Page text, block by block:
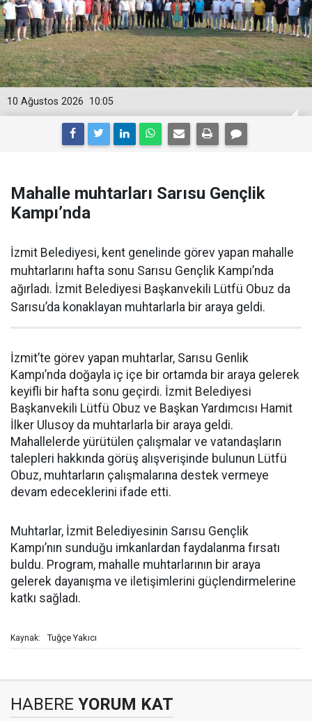
10:05
10 Ağustos 2026
Mahalle muhtarları Sarısu Gençlik
Kampı’nda
İzmit Belediyesi, kent genelinde görev yapan mahalle
muhtarlarını hafta sonu Sarısu Gençlik Kampı’nda
ağırladı. İzmit Belediyesi Başkanvekili Lütfü Obuz da
Sarısu’da konaklayan muhtarlarla bir araya geldi.
İzmit’te görev yapan muhtarlar, Sarısu Genlik
Kampı’nda doğayla iç içe bir ortamda bir araya gelerek
keyifli bir hafta sonu geçirdi. İzmit Belediyesi
Başkanvekili Lütfü Obuz ve Başkan Yardımcısı Hamit
İlker Ulusoy da muhtarlarla bir araya geldi.
Mahallelerde yürütülen çalışmalar ve vatandaşların
talepleri hakkında görüş alışverişinde bulunun Lütfü
Obuz, muhtarların çalışmalarına destek vermeye
devam edeceklerini ifade etti.
Muhtarlar, İzmit Belediyesinin Sarısu Gençlik
Kampı’nın sunduğu imkanlardan faydalanma fırsatı
buldu. Program, mahalle muhtarlarının bir araya
gelerek dayanışma ve iletişimlerini güçlendirmelerine
katkı sağladı.
Kaynak: Tuğçe Yakıcı
HABERE YORUM KAT